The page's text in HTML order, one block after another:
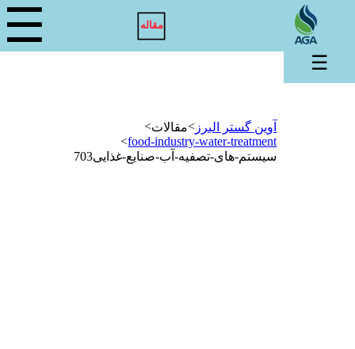
مقاله ☰
آوین گستر البرز >مقالات>
food-industry-water-treatment
>
سیستم-های-تصفیه-آب-صنایع-غذایی703
☰